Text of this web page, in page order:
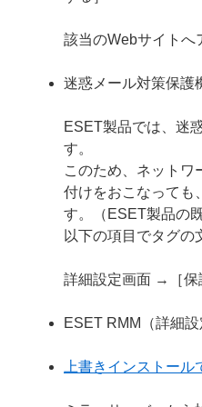
該当のWebサイトへ
迷惑メール対策保護
ESET製品では、迷
す。
このため、ネットワ
付けをおこなっても
す。（ESET製品の
以下の項目でタグ
詳細設定画面 →［
ESET RMM（詳細
上書きインストー